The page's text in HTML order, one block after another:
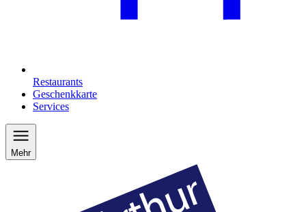
Restaurants
Geschenkkarte
Services
Mehr